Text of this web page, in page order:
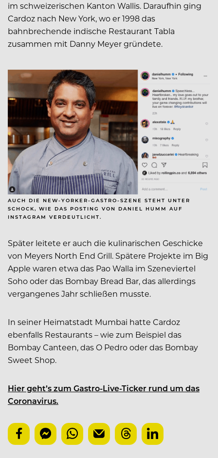
im schweizerischen Kanton Wallis. Daraufhin ging
Cardoz nach New York, wo er 1998 das
bahnbrechende indische Restaurant Tabla
zusammen mit Danny Meyer gründete.
AUCH DIE NEW-YORKER-GASTRO-SZENE STEHT UNTER
SCHOCK, WIE DAS POSTING VON DANIEL HUMM AUF
INSTAGRAM VERDEUTLICHT.
Später leitete er auch die kulinarischen Geschicke
von Meyers North End Grill. Spätere Projekte im Big
Apple waren etwa das Pao Walla im Szeneviertel
Soho oder das Bombay Bread Bar, das allerdings
vergangenes Jahr schließen musste.
In seiner Heimatstadt Mumbai hatte Cardoz
ebenfalls Restaurants – wie zum Beispiel das
Bombay Canteen, das O Pedro oder das Bombay
Sweet Shop.
Hier geht’s zum Gastro-Live-Ticker rund um das
Coronavirus.